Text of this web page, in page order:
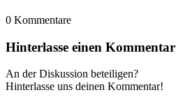
0 Kommentare
Hinterlasse einen Kommentar
An der Diskussion beteiligen?
Hinterlasse uns deinen Kommentar!